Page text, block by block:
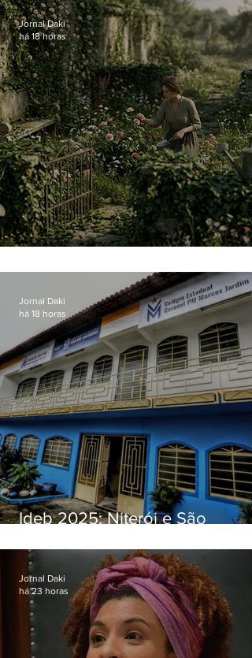
Jornal Daki
há 18 horas
Ideb 2025: Niterói e São
distintos no ensino médio; veja
Jornal Daki
há 18 horas
Jornal Daki
há 23 horas